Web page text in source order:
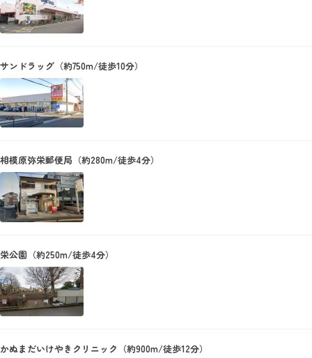
サンドラッグ（約750m/徒歩10分）
相模原弥栄郵便局（約280m/徒歩4分）
栄公園（約250m/徒歩4分）
かぬまだいけやきクリニック（約900m/徒歩12分）